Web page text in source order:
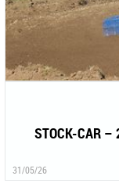
STOCK-CAR
31/05/26